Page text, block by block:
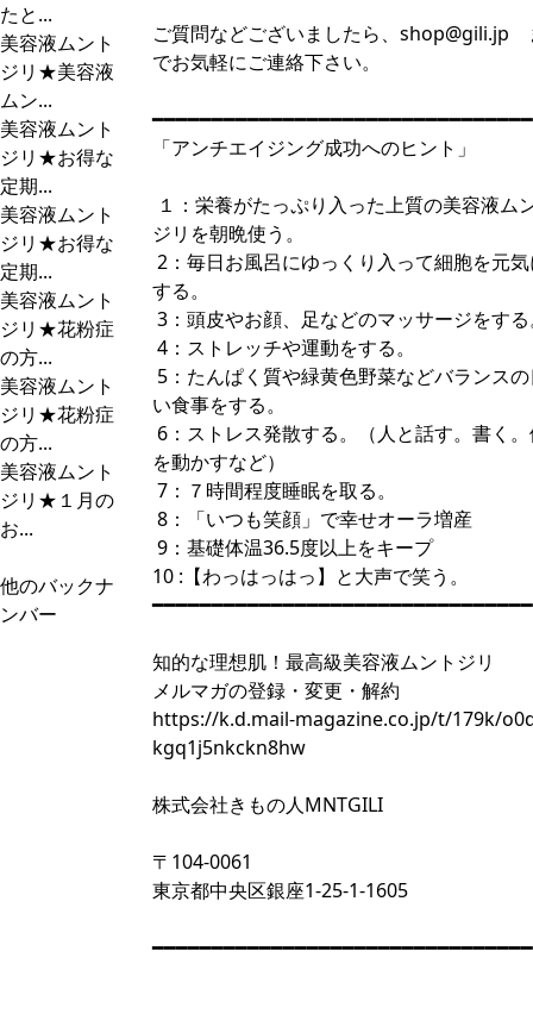
たと...
美容液ムント
ジリ★美容液
ムン...
美容液ムント
ジリ★お得な
定期...
美容液ムント
ジリ★お得な
定期...
美容液ムント
ジリ★花粉症
の方...
美容液ムント
ジリ★花粉症
の方...
美容液ムント
ジリ★１月の
お...
他のバックナ
ンバー
ご質問などございましたら、 shop@gili.jp
でお気軽にご連絡下さい。
「アンチエイジング成功へのヒント」
１：栄養がたっぷり入った上質の美容液ム
ジリを朝晩使う。
2：毎日お風呂にゆっくり入って細胞を元
する。
3：頭皮やお顔、足などのマッサージをす
4：ストレッチや運動をする。
5：たんぱく質や緑黄色野菜などバランス
い食事をする。
6：ストレス発散する。（人と話す。書く
を動かすなど）
7：７時間程度睡眠を取る。
8：「いつも笑顔」で幸せオーラ増産
9：基礎体温36.5度以上をキープ
10 :【わっはっはっ】と大声で笑う。
知的な理想肌！最高級美容液ムントジリ
メルマガの登録・変更・解約
https://k.d.mail-magazine.co.jp/t/179k/
kgq1j5nkckn8hw
株式会社きもの人MNTGILI
〒104-0061
東京都中央区銀座1-25-1-1605